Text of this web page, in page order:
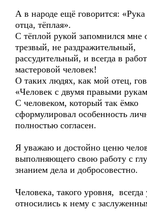
А в народе ещё говорится: «Рука
отца, тёплая».
С тёплой рукой запомнился мне
трезвый, не раздражительный,
рассудительный, и всегда в
мастеровой человек!
О таких людях, как мой отец,
«Человек с двумя правыми
С человеком, который так ёмко
сформулировал особенность
полностью согласен.
Я уважаю и достойно ценю
выполняющего свою работу с
знанием дела и добросовестно.
Человека, такого уровня,
относились к нему с